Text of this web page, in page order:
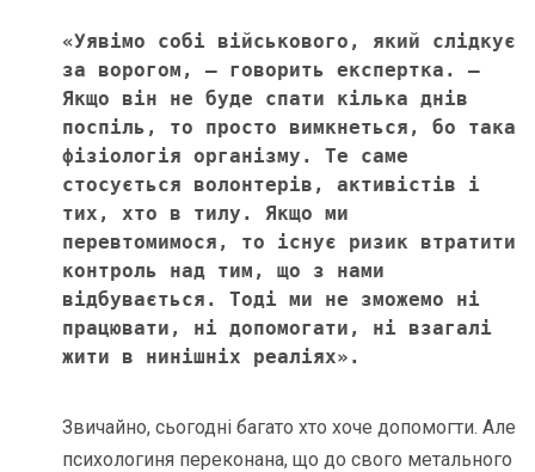
«Уявімо собі військового, який слідкує
за ворогом, – говорить експертка. –
Якщо він не буде спати кілька днів
поспіль, то просто вимкнеться, бо така
фізіологія організму. Те саме
стосується волонтерів, активістів і
тих, хто в тилу. Якщо ми
перевтомимося, то існує ризик втратити
контроль над тим, що з нами
відбувається. Тоді ми не зможемо ні
працювати, ні допомогати, ні взагалі
жити в нинішніх реаліях».
Звичайно, сьогодні багато хто хоче допомогти. Але
психологиня переконана, що до свого метального